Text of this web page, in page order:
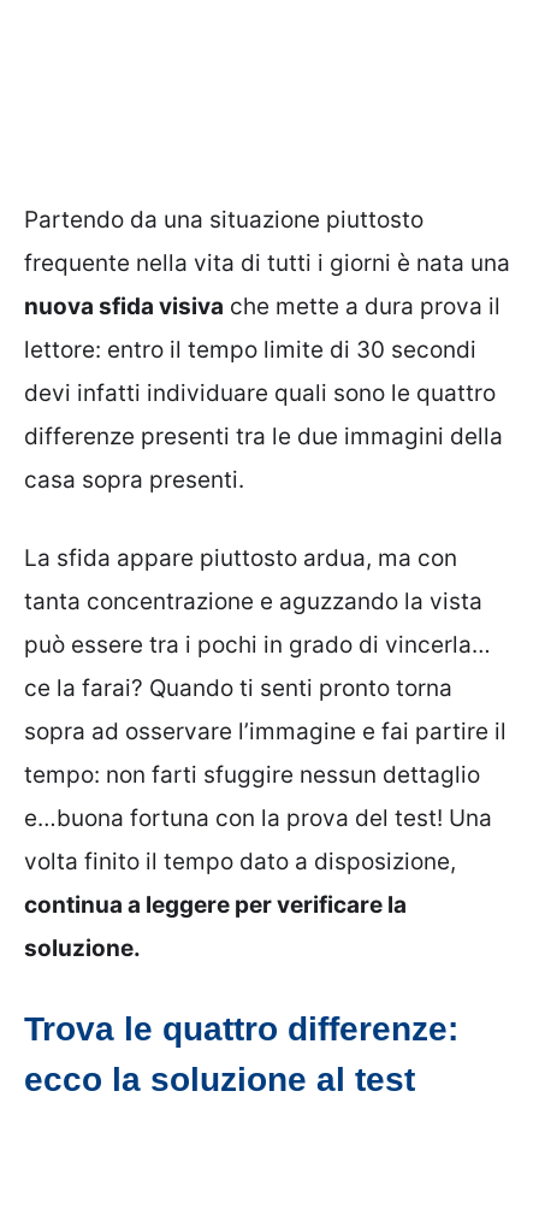
Partendo da una situazione piuttosto
frequente nella vita di tutti i giorni è nata una
nuova sfida visiva che mette a dura prova il
lettore: entro il tempo limite di 30 secondi
devi infatti individuare quali sono le quattro
differenze presenti tra le due immagini della
casa sopra presenti.
La sfida appare piuttosto ardua, ma con
tanta concentrazione e aguzzando la vista
può essere tra i pochi in grado di vincerla…
ce la farai? Quando ti senti pronto torna
sopra ad osservare l’immagine e fai partire il
tempo: non farti sfuggire nessun dettaglio
e…buona fortuna con la prova del test! Una
volta finito il tempo dato a disposizione,
continua a leggere per verificare la
soluzione.
Trova le quattro differenze:
ecco la soluzione al test